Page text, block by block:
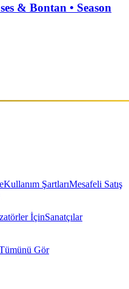
& Bontan • Season
Kullanım ŞartlarıMesafeli Satış
İçinSanatçılar
Gör